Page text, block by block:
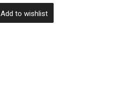
Add to wishlist